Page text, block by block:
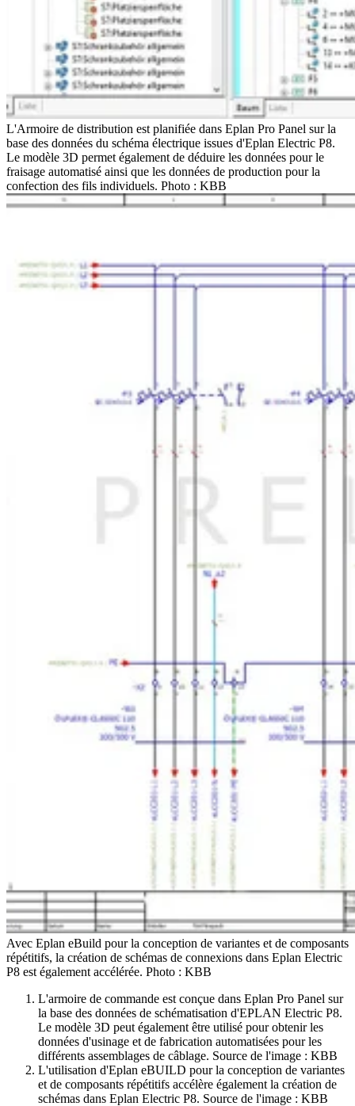
L'Armoire de distribution est planifiée dans Eplan Pro Panel sur la
base des données du schéma électrique issues d'Eplan Electric P8.
Le modèle 3D permet également de déduire les données pour le
fraisage automatisé ainsi que les données de production pour la
confection des fils individuels. Photo : KBB
Avec Eplan eBuild pour la conception de variantes et de composants
répétitifs, la création de schémas de connexions dans Eplan Electric
P8 est également accélérée. Photo : KBB
L'armoire de commande est conçue dans Eplan Pro Panel sur
la base des données de schématisation d'EPLAN Electric P8.
Le modèle 3D peut également être utilisé pour obtenir les
données d'usinage et de fabrication automatisées pour les
différents assemblages de câblage. Source de l'image : KBB
L'utilisation d'Eplan eBUILD pour la conception de variantes
et de composants répétitifs accélère également la création de
schémas dans Eplan Electric P8. Source de l'image : KBB